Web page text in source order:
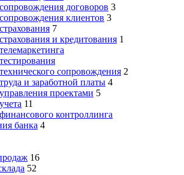
договоров 3
клиентов 3
7
и кредитования 1
сопровождения 2
и заработной платы 4
проектами 5
11
контроллинга
банка 4
16
52